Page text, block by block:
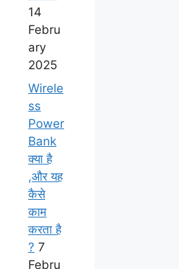
14
Febru
ary
2025
Wirele
ss
Power
Bank
क्या है
,और यह
कैसे
काम
करता है
? 7
Febru